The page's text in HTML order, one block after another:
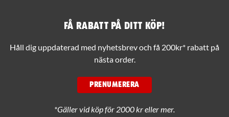
Få rabatt på ditt köp!
Håll dig uppdaterad med nyhetsbrev och få 200kr* rabatt på
nästa order.
PRENUMERERA
*Gäller vid köp för 2000 kr eller mer.